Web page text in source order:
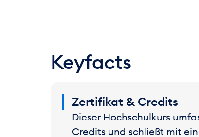
Keyfacts
Zertifikat & Credits
Dieser Hochschulkurs
Credits und schließt mit